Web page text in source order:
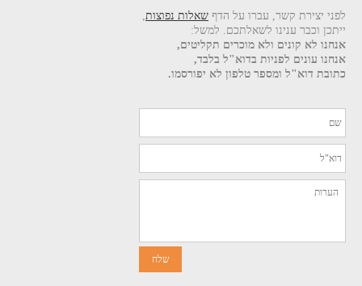
לפני יצירת קשר, עברו על הדף שאלות נפוצות,
ייתכן וכבר ענינו לשאלתכם. למשל:
אנחנו לא קונים ולא מוכרים תקליטים,
אנחנו עונים לפניות בדוא"ל בלבד,
כתובת דוא"ל ומספר טלפון לא יפורסמו.